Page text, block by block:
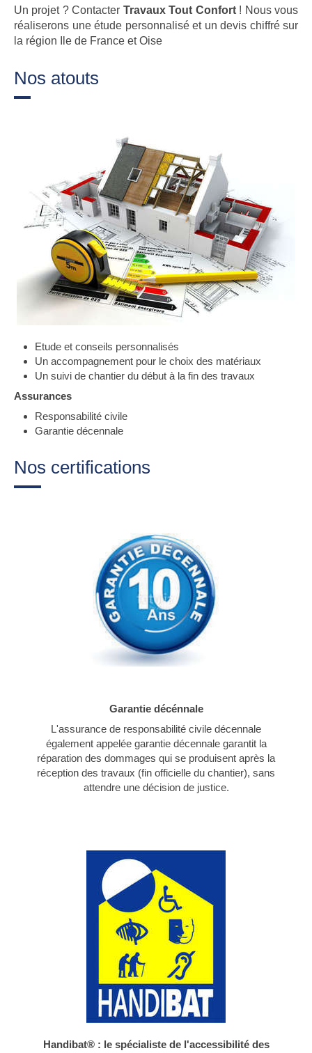
Un projet ? Contacter Travaux Tout Confort! Nous vous
réaliserons une étude personnalisé et un devis chiffré sur
la région Ile de France et Oise
Nos atouts
Etude et conseils personnalisés
Un accompagnement pour le choix des matériaux
Un suivi de chantier du début à la fin des travaux
Assurances
Responsabilité civile
Garantie décennale
Nos certifications
Garantie décénnale
L'assurance de responsabilité civile décennale
également appelée garantie décennale garantit la
réparation des dommages qui se produisent après la
réception des travaux (fin officielle du chantier), sans
attendre une décision de justice.
Handibat® : le spécialiste de l'accessibilité des